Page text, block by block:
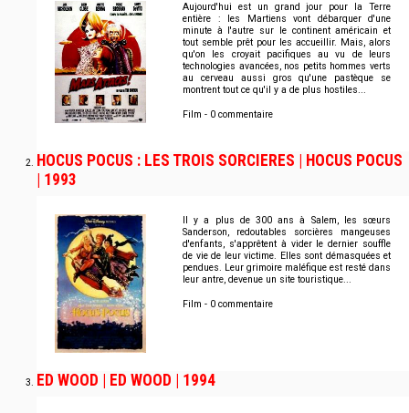
Aujourd'hui est un grand jour pour la Terre
entière : les Martiens vont débarquer d'une
minute à l'autre sur le continent américain et
tout semble prêt pour les accueillir. Mais, alors
qu'on les croyait pacifiques au vu de leurs
technologies avancées, nos petits hommes verts
au cerveau aussi gros qu'une pastèque se
montrent tout ce qu'il y a de plus hostiles...
Film - 0 commentaire
HOCUS POCUS : LES TROIS SORCIERES | HOCUS POCUS
| 1993
Il y a plus de 300 ans à Salem, les sœurs
Sanderson, redoutables sorcières mangeuses
d'enfants, s'apprêtent à vider le dernier souffle
de vie de leur victime. Elles sont démasquées et
pendues. Leur grimoire maléfique est resté dans
leur antre, devenue un site touristique...
Film - 0 commentaire
ED WOOD | ED WOOD | 1994